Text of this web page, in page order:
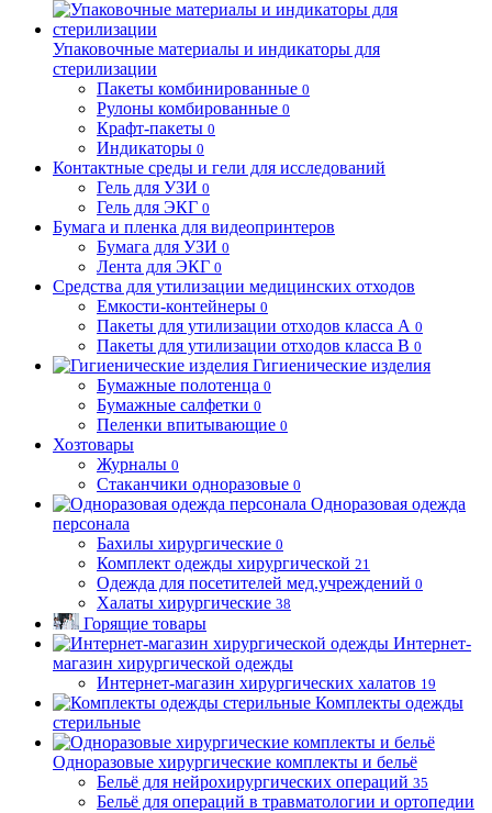
Упаковочные материалы и индикаторы для
стерилизации
Пакеты комбинированные 0
Рулоны комбированные 0
Крафт-пакеты 0
Индикаторы 0
Контактные среды и гели для исследований
Гель для УЗИ 0
Гель для ЭКГ 0
Бумага и пленка для видеопринтеров
Бумага для УЗИ 0
Лента для ЭКГ 0
Средства для утилизации медицинских отходов
Емкости-контейнеры 0
Пакеты для утилизации отходов класса А 0
Пакеты для утилизации отходов класса В 0
Гигиенические изделия
Бумажные полотенца 0
Бумажные салфетки 0
Пеленки впитывающие 0
Хозтовары
Журналы 0
Стаканчики одноразовые 0
Одноразовая одежда
персонала
Бахилы хирургические 0
Комплект одежды хирургической 21
Одежда для посетителей мед.учреждений 0
Халаты хирургические 38
Горящие товары
Интернет-
магазин хирургической одежды
Интернет-магазин хирургических халатов 19
Комплекты одежды
стерильные
Одноразовые хирургические комплекты и бельё
Бельё для нейрохирургических операций 35
Бельё для операций в травматологии и ортопедии